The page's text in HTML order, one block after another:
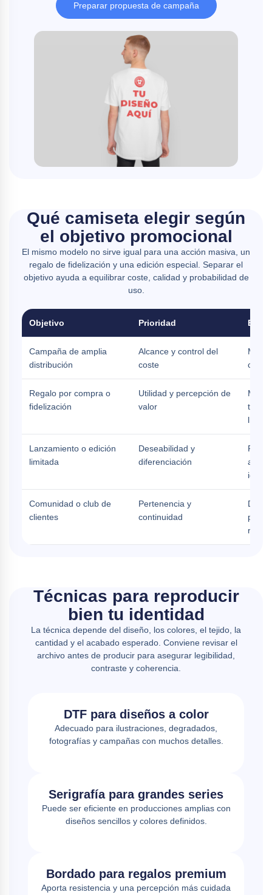
Preparar propuesta de campaña
Qué camiseta elegir según
el objetivo promocional
El mismo modelo no sirve igual para una acción masiva, un
regalo de fidelización y una edición especial. Separar el
objetivo ayuda a equilibrar coste, calidad y probabilidad de
uso.
Objetivo Prioridad
Campaña de amplia
distribución
Alcance y control del
coste
claro
Regalo por compra o
fidelización
Utilidad y percepción de
valor
tacto
llevar
Lanzamiento o edición
limitada
Deseabilidad y
diferenciación
Comunidad o club de
clientes
Pertenencia y
continuidad
Técnicas para reproducir
bien tu identidad
La técnica depende del diseño, los colores, el tejido, la
cantidad y el acabado esperado. Conviene revisar el
archivo antes de producir para asegurar legibilidad,
contraste y coherencia.
DTF para diseños a color
Adecuado para ilustraciones, degradados,
fotografías y campañas con muchos detalles.
Serigrafía para grandes series
Puede ser eficiente en producciones amplias con
diseños sencillos y colores definidos.
Bordado para regalos premium
Aporta resistencia y una percepción más cuidada